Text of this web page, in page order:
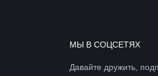
МЫ В СОЦСЕТЯХ
Давайте дружить,